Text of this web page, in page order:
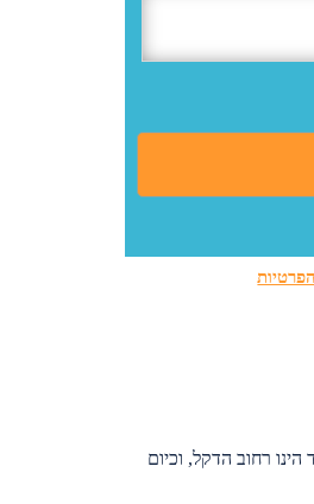
הראשון שהוקם בתל מונד הינו רחוב הדקל, וכיום